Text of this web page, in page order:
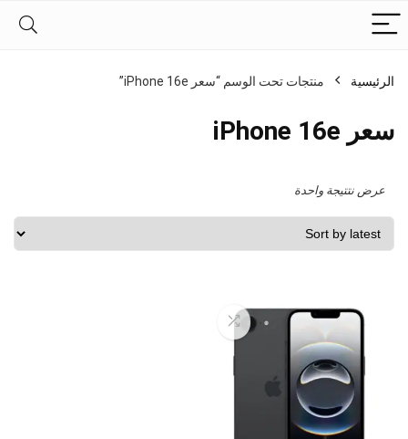
الرئيسية منتجات تحت الوسم “سعر iPhone 16e”
سعر iPhone 16e
عرض نتتيجة واحدة